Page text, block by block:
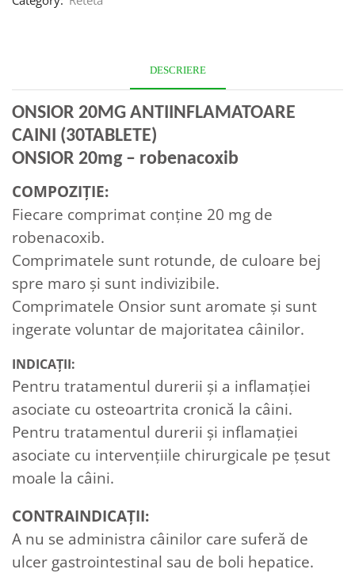
DESCRIERE
ONSIOR 20MG ANTIINFLAMATOARE
CAINI (30TABLETE)
ONSIOR 20mg – robenacoxib
COMPOZIȚIE:
Fiecare comprimat conține 20 mg de
robenacoxib.
Comprimatele sunt rotunde, de culoare bej
spre maro și sunt indivizibile.
Comprimatele Onsior sunt aromate și sunt
ingerate voluntar de majoritatea câinilor.
INDICAȚII:
Pentru tratamentul durerii şi a inflamaţiei
asociate cu osteoartrita cronică la câini.
Pentru tratamentul durerii şi inflamaţiei
asociate cu intervențiile chirurgicale pe țesut
moale la câini.
CONTRAINDICAȚII:
A nu se administra câinilor care suferă de
ulcer gastrointestinal sau de boli hepatice.